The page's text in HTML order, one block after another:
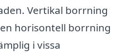
Vertikal borrning
horisontell borrning
i vissa